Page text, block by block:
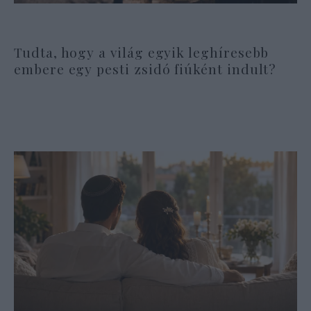
Tudta, hogy a világ egyik leghíresebb
embere egy pesti zsidó fiúként indult?